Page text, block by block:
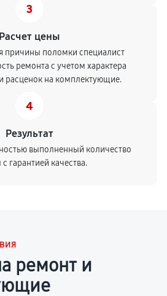
3
Расчет цены
причины поломки специалист
ремонта с учетом характера
расценок на комплектующие.
4
Результат
выполненный количество
гарантией качества.
ремонт и